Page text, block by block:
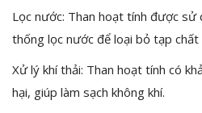
Lọc nước: Than hoạt tính được
thống lọc nước để loại bỏ tạp chất
Xử lý khí thải: Than hoạt tính có
hại, giúp làm sạch không khí.